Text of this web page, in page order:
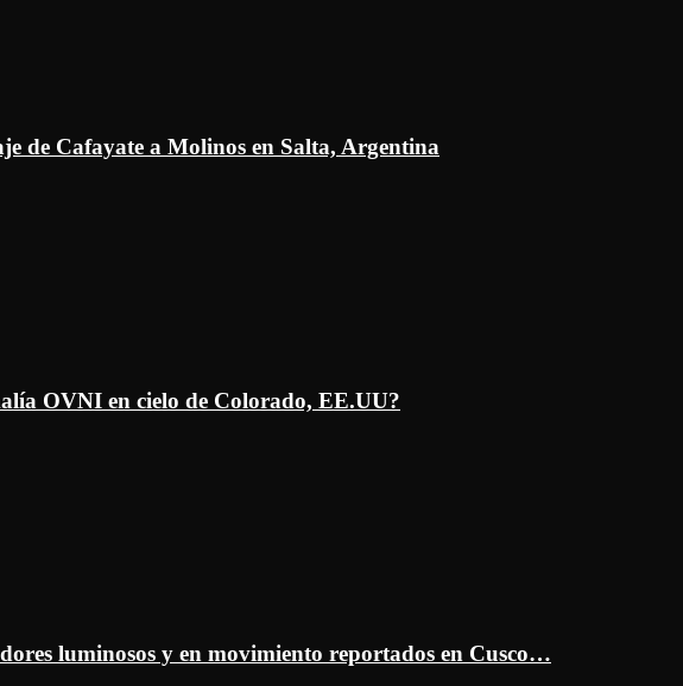
de Cafayate a Molinos en Salta, Argentina
OVNI en cielo de Colorado, EE.UU?
luminosos y en movimiento reportados en Cusco…